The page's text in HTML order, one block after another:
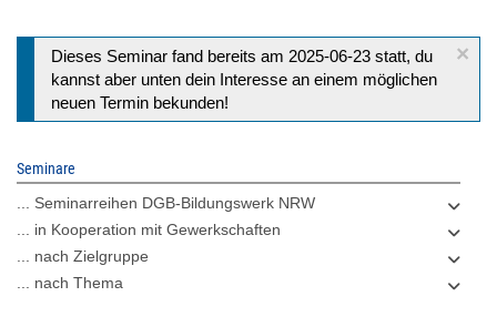
×
Statusmeldung
Dieses Seminar fand bereits am 2025-06-23 statt, du
kannst aber unten dein Interesse an einem möglichen
neuen Termin bekunden!
Seminare
... Seminarreihen DGB-Bildungswerk NRW
... in Kooperation mit Gewerkschaften
... nach Zielgruppe
... nach Thema